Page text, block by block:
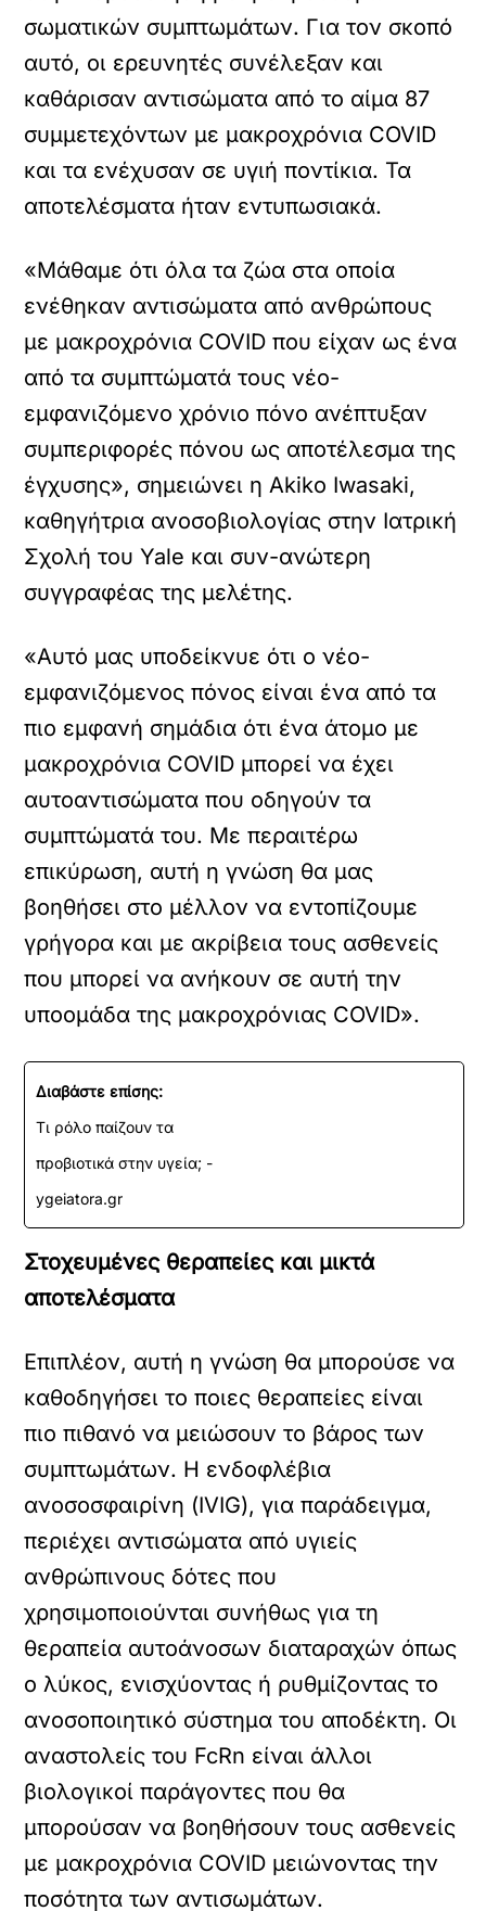
σωματικών συμπτωμάτων. Για τον σκοπό
αυτό, οι ερευνητές συνέλεξαν και
καθάρισαν αντισώματα από το αίμα 87
συμμετεχόντων με μακροχρόνια COVID
και τα ενέχυσαν σε υγιή ποντίκια. Τα
αποτελέσματα ήταν εντυπωσιακά.
«Μάθαμε ότι όλα τα ζώα στα οποία
ενέθηκαν αντισώματα από ανθρώπους
με μακροχρόνια COVID που είχαν ως ένα
από τα συμπτώματά τους νέο-
εμφανιζόμενο χρόνιο πόνο ανέπτυξαν
συμπεριφορές πόνου ως αποτέλεσμα της
έγχυσης», σημειώνει η Akiko Iwasaki,
καθηγήτρια ανοσοβιολογίας στην Ιατρική
Σχολή του Yale και συν-ανώτερη
συγγραφέας της μελέτης.
«Αυτό μας υποδείκνυε ότι ο νέο-
εμφανιζόμενος πόνος είναι ένα από τα
πιο εμφανή σημάδια ότι ένα άτομο με
μακροχρόνια COVID μπορεί να έχει
αυτοαντισώματα που οδηγούν τα
συμπτώματά του. Με περαιτέρω
επικύρωση, αυτή η γνώση θα μας
βοηθήσει στο μέλλον να εντοπίζουμε
γρήγορα και με ακρίβεια τους ασθενείς
που μπορεί να ανήκουν σε αυτή την
υποομάδα της μακροχρόνιας COVID».
Διαβάστε επίσης:
Τι ρόλο παίζουν τα
προβιοτικά στην υγεία; -
ygeiatora.gr
Στοχευμένες θεραπείες και μικτά
αποτελέσματα
Επιπλέον, αυτή η γνώση θα μπορούσε να
καθοδηγήσει το ποιες θεραπείες είναι
πιο πιθανό να μειώσουν το βάρος των
συμπτωμάτων. Η ενδοφλέβια
ανοσοσφαιρίνη (IVIG), για παράδειγμα,
περιέχει αντισώματα από υγιείς
ανθρώπινους δότες που
χρησιμοποιούνται συνήθως για τη
θεραπεία αυτοάνοσων διαταραχών όπως
ο λύκος, ενισχύοντας ή ρυθμίζοντας το
ανοσοποιητικό σύστημα του αποδέκτη. Οι
αναστολείς του FcRn είναι άλλοι
βιολογικοί παράγοντες που θα
μπορούσαν να βοηθήσουν τους ασθενείς
με μακροχρόνια COVID μειώνοντας την
ποσότητα των αντισωμάτων.